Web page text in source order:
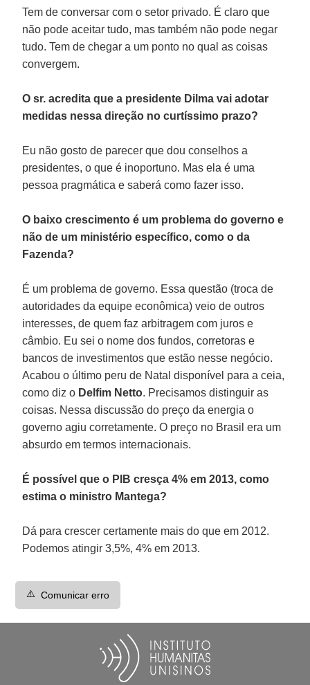
Tem de conversar com o setor privado. É claro que
não pode aceitar tudo, mas também não pode negar
tudo. Tem de chegar a um ponto no qual as coisas
convergem.
O sr. acredita que a presidente Dilma vai adotar
medidas nessa direção no curtíssimo prazo?
Eu não gosto de parecer que dou conselhos a
presidentes, o que é inoportuno. Mas ela é uma
pessoa pragmática e saberá como fazer isso.
O baixo crescimento é um problema do governo e
não de um ministério específico, como o da
Fazenda?
É um problema de governo. Essa questão (troca de
autoridades da equipe econômica) veio de outros
interesses, de quem faz arbitragem com juros e
câmbio. Eu sei o nome dos fundos, corretoras e
bancos de investimentos que estão nesse negócio.
Acabou o último peru de Natal disponível para a ceia,
como diz o Delfim Netto. Precisamos distinguir as
coisas. Nessa discussão do preço da energia o
governo agiu corretamente. O preço no Brasil era um
absurdo em termos internacionais.
É possível que o PIB cresça 4% em 2013, como
estima o ministro Mantega?
Dá para crescer certamente mais do que em 2012.
Podemos atingir 3,5%, 4% em 2013.
⚠️ Comunicar erro